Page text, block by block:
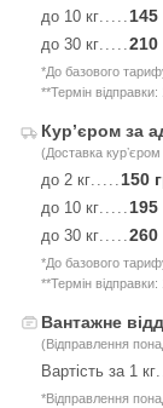
до 10 кг..... 145
до 30 кг.....210
*До базового
**Термін відправки:
Курʼєром за
(Доставка
до 2 кг..... 150
до 10 кг..... 195
до 30 кг.....260
*До базового
**Термін відправки:
Вантажне
(Відправлення
Вартість за 1 кг
*Відправлення